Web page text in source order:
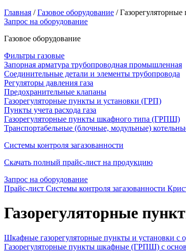
Главная / Газовое оборудование /
Запрос на оборудование
Газовое оборудование
Фильтры газовые
Запорная арматура трубопроводная промышленная
Соединительные детали и элементы трубопровода
Регуляторы давления газа
Предохранительные клапаны
Газорегуляторные пункты и установки (ГРП)
Пункты учета расхода газа
Газорегуляторные пункты шкафного типа (ГРПШ)
Транспортабельные (блочные, модульные)
Системы контроля загазованности
Скачать полный прайс-лист на продукцию
Запрос на оборудование
Прайс-лист Системы контроля загазованности
Газорегуляторные
Шкафные газорегуляторные пункты и установки c
Газорегуляторные пункты шкафные (ГРПШ) с